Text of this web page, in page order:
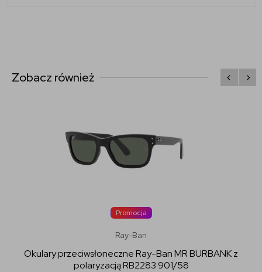
Zobacz również
Promocja
Ray-Ban
Okulary przeciwsłoneczne Ray-Ban MR BURBANK z
polaryzacją RB2283 901/58